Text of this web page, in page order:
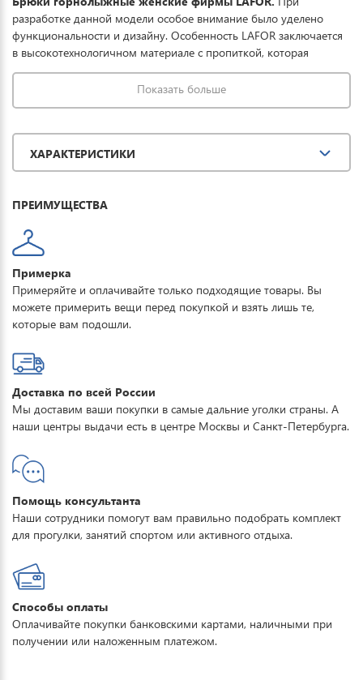
разработке данной модели особое внимание было уделено
функциональности и дизайну. Особенность LAFOR заключается
в высокотехнологичном материале с пропиткой, которая
совместно с мембраной обеспечивает превосходную защиту
одежды от проникновения влаги, что обеспечивает до 8 часов
катания в условиях мокрого снега. Горнолыжные штаны женские
отдыха на горных лыжах.
Показать больше
ХАРАКТЕРИСТИКИ
ПРЕИМУЩЕСТВА
Примерка
Примеряйте и оплачивайте только подходящие товары. Вы
можете примерить вещи перед покупкой и взять лишь те,
которые вам подошли.
Доставка по всей России
Мы доставим ваши покупки в самые дальние уголки страны. А
наши центры выдачи есть в центре Москвы и Санкт-Петербурга.
Помощь консультанта
Наши сотрудники помогут вам правильно подобрать комплект
для прогулки, занятий спортом или активного отдыха.
Способы оплаты
Оплачивайте покупки банковскими картами, наличными при
получении или наложенным платежом.